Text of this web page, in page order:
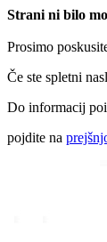
Strani ni bilo
Prosimo
Če ste spletni
Do informacij
pojdite na